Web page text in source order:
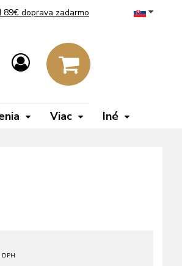
89€ doprava zadarmo
Viac Iné
DPH